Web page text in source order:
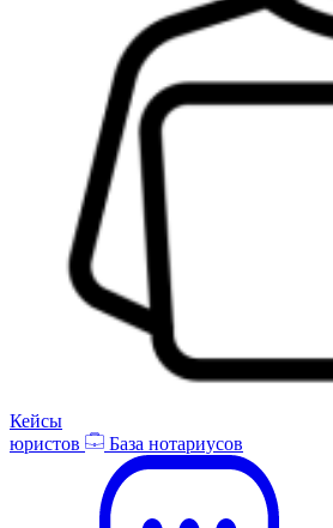
Кейсы
юристов
База нотариусов